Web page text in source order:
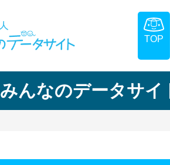
TOP
みんなのデータサイ